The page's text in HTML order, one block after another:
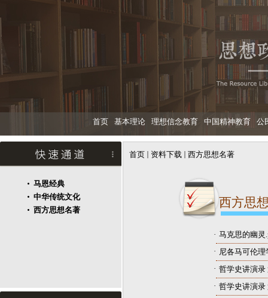
首页 基本理论 理想信念教育 中国精神教育 公
马恩经典
中华传统文化
西方思想名著
首页 资料下载 西方思想名著
西方思
· 马克思的幽灵
· 尼各马可伦理
· 哲学史讲演录
· 哲学史讲演录